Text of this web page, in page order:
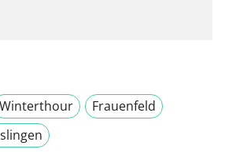
Winterthour
Frauenfeld